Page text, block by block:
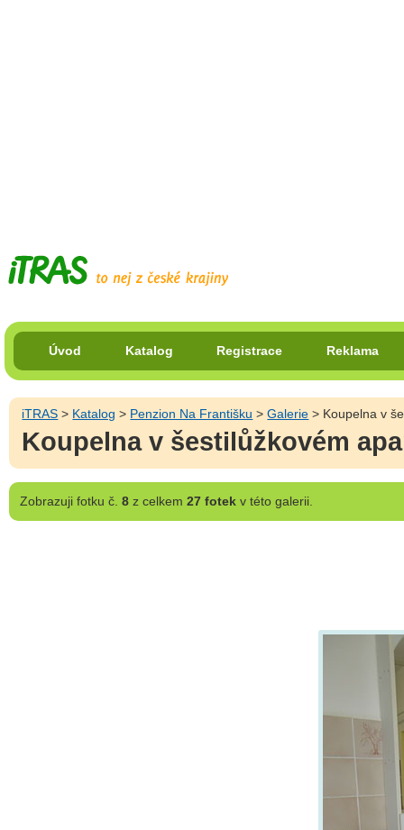
Úvod Katalog Registrace Reklama
iTRAS > Katalog > Penzion Na Františku >Galerie > Koupelna v
Koupelna v šestilůžkovém
Zobrazujifotku č. 8z celkem 27 fotekv této galerii.